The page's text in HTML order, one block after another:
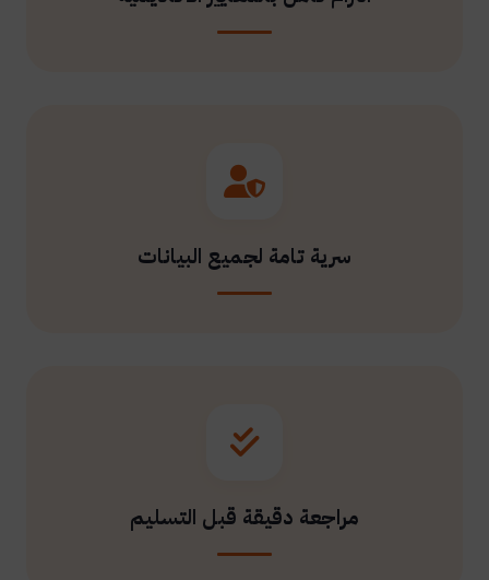
سرية تامة لجميع البيانات
مراجعة دقيقة قبل التسليم